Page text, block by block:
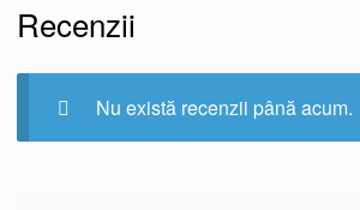
Recenzii
Nu există recenzii până acum.